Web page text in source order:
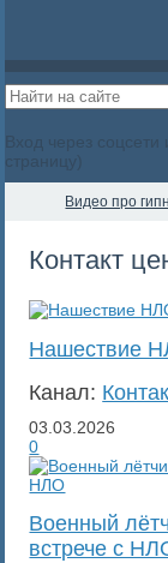
Вход через соцсети
страницу)
Видео про
Контакт
Нашествие
Канал:
03.03.2026
0
Военный
встрече с